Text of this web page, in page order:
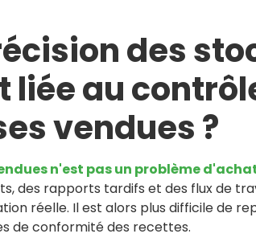
des
au
vendues ?
n'est pas un problème
des rapports tardifs et des flux de
réelle. Il est alors plus difficile de
de conformité des recettes.